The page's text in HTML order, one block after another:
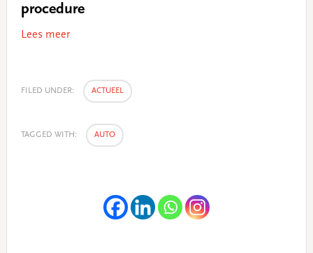
procedure
Lees meer
FILED UNDER: ACTUEEL
TAGGED WITH: AUTO